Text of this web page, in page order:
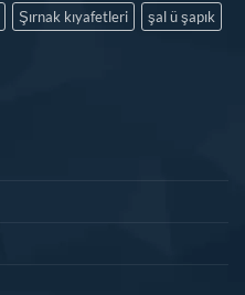
Şırnak kıyafetleri şal ü şapık